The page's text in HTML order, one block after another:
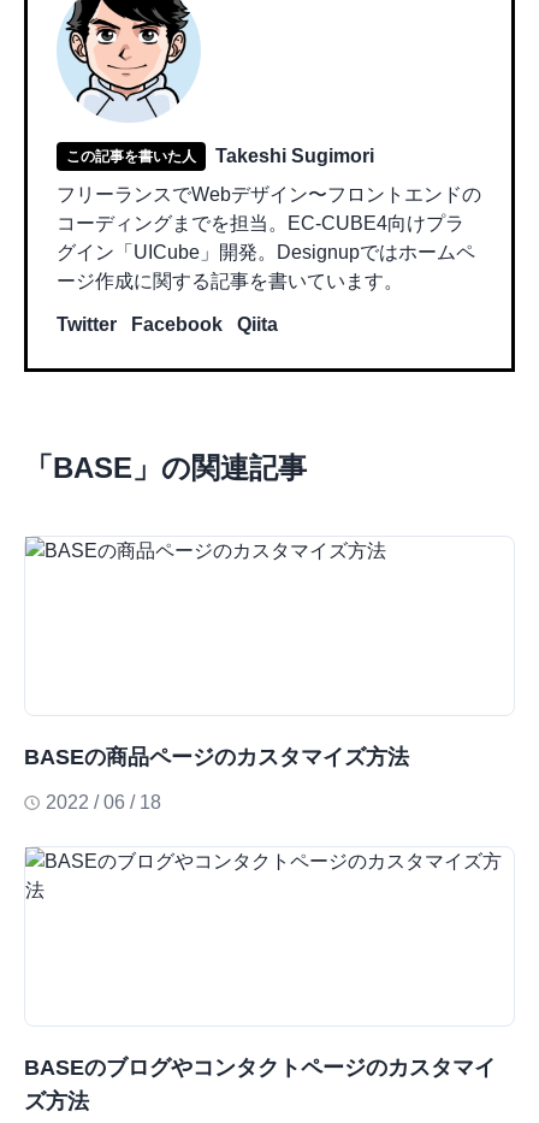
この記事を書いた人
Takeshi Sugimori
フリーランスでWebデザイン〜フロントエンドの
コーディングまでを担当。EC-CUBE4向けプラ
グイン「UICube」開発。Designupではホームペ
ージ作成に関する記事を書いています。
Twitter Facebook Qiita
「 BASE 」の関連記事
BASEの商品ページのカスタマイズ方法
2022 / 06 / 18
BASEのブログやコンタクトページのカスタマイ
ズ方法